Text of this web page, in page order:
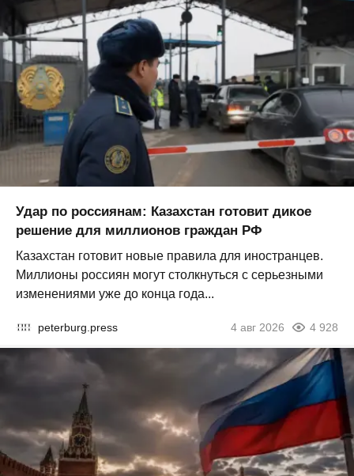
Удар по россиянам: Казахстан готовит дикое
решение для миллионов граждан РФ
Казахстан готовит новые правила для иностранцев.
Миллионы россиян могут столкнуться с серьезными
изменениями уже до конца года...
peterburg.press 4 авг 2026 4 928